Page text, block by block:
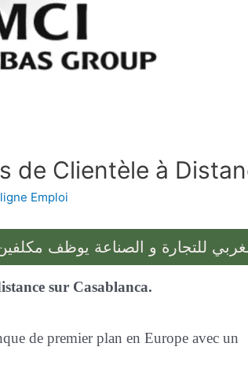
de Clientèle à
Emploi
للتجارة و الصناعة يوظف
sur Casablanca.
de premier plan en Europe avec un